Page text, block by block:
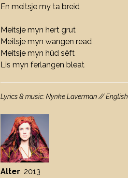
En meitsje my ta breid
Meitsje myn hert grut
Meitsje myn wangen read
Meitsje myn hûd sêft
Lis myn ferlangen bleat
Lyrics & music: Nynke Laverman //
Alter, 2013